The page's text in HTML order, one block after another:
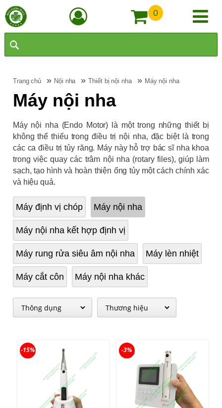
0
Trang chủ » Nội nha »Thiết bị nội nha » Máy nội nha
Máy nội nha
Máy nội nha (Endo Motor) là một trong những thiết bị
không thể thiếu trong điều trị nội nha, đặc biệt là trong
các ca điều trị tủy răng. Máy này hỗ trợ bác sĩ nha khoa
trong việc quay các trâm nội nha (rotary files), giúp làm
sạch, tạo hình và hoàn thiện ống tủy một cách chính xác
và hiệu quả.
Máy định vị chóp Máy nội nha
Máy nội nha kết hợp định vị
Máy rung rửa siêu âm nội nha Máy lèn nhiệt
Máy cắt côn Máy nội nha khác
-15% -3%